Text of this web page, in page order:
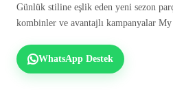
Günlük stiline eşlik eden yeni sezon
kombinler ve avantajlı kampanyalar
WhatsApp Destek